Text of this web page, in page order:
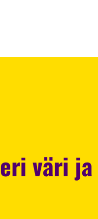
väri ja